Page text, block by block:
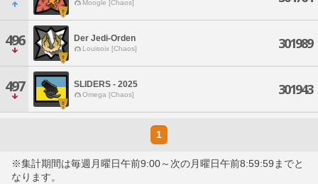
Moogle [Chaos]
496 Der Jedi-Orden
Louisoix [Chaos] 301989
497 SLIDERS - 2025
Omega [Chaos] 301943
1
※集計期間は毎週月曜日午前9:00～次の月曜日午前8:59:59までと
なります。